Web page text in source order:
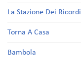
La Stazione Dei Ricordi
Torna A Casa
Bambola